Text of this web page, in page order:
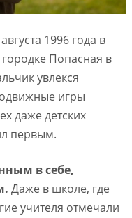
1996 года в
Попасная в
увлекся
игры
даже детских
первым.
в себе,
Даже в школе, где
учителя отмечали